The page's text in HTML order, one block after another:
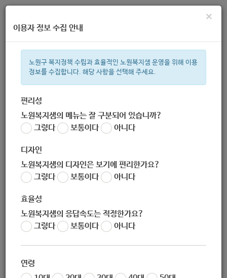
주간 인기검색어
한눈으로 보는 복지 정보
×
이용자 정보 수집 안내
노원구 복지정책 수립과 효율적인 노원복지샘 운영을 위해 이용
정보를 수집합니다. 해당 사항을 선택해 주세요.
편리성
노원복지샘의 메뉴는 잘 구분되어 있습니까?
그렇다
보통이다 아니다
디자인
노원복지샘의 디자인은 보기에 편리한가요?
그렇다
보통이다 아니다
효율성
노원복지샘의 응답속도는 적정한가요?
그렇다
보통이다 아니다
연령
사)한국환경장애인연구협회노원구지회
02-930-5993